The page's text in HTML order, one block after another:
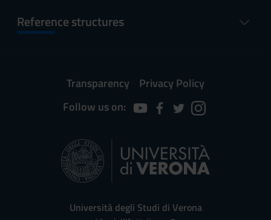
Reference structures
Transparency
Privacy Policy
Follow us on:
Università degli Studi di Verona